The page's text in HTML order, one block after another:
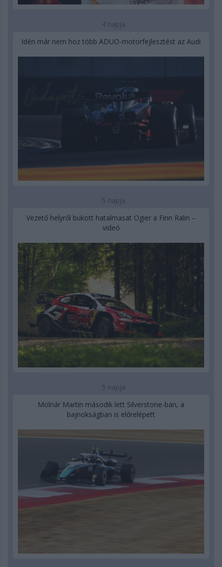
4 napja
Idén már nem hoz több ADUO-motorfejlesztést az Audi
5 napja
Vezető helyről bukott hatalmasat Ogier a Finn Ralin –
videó
5 napja
Molnár Martin második lett Silverstone-ban, a
bajnokságban is előrelépett